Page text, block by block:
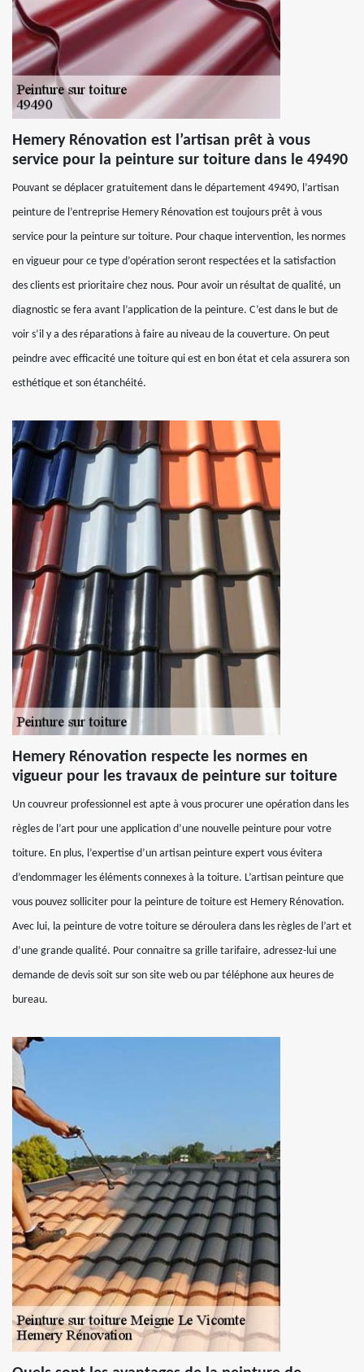
Hemery Rénovation est l’artisan prêt à vous
service pour la peinture sur toiture dans le 49490
Pouvant se déplacer gratuitement dans le département 49490, l’artisan
peinture de l’entreprise Hemery Rénovation est toujours prêt à vous
service pour la peinture sur toiture. Pour chaque intervention, les normes
en vigueur pour ce type d’opération seront respectées et la satisfaction
des clients est prioritaire chez nous. Pour avoir un résultat de qualité, un
diagnostic se fera avant l’application de la peinture. C’est dans le but de
voir s’il y a des réparations à faire au niveau de la couverture. On peut
peindre avec efficacité une toiture qui est en bon état et cela assurera son
esthétique et son étanchéité.
Hemery Rénovation respecte les normes en
vigueur pour les travaux de peinture sur toiture
Un couvreur professionnel est apte à vous procurer une opération dans les
règles de l’art pour une application d’une nouvelle peinture pour votre
toiture. En plus, l’expertise d’un artisan peinture expert vous évitera
d’endommager les éléments connexes à la toiture. L’artisan peinture que
vous pouvez solliciter pour la peinture de toiture est Hemery Rénovation.
Avec lui, la peinture de votre toiture se déroulera dans les règles de l’art et
d’une grande qualité. Pour connaitre sa grille tarifaire, adressez-lui une
demande de devis soit sur son site web ou par téléphone aux heures de
bureau.